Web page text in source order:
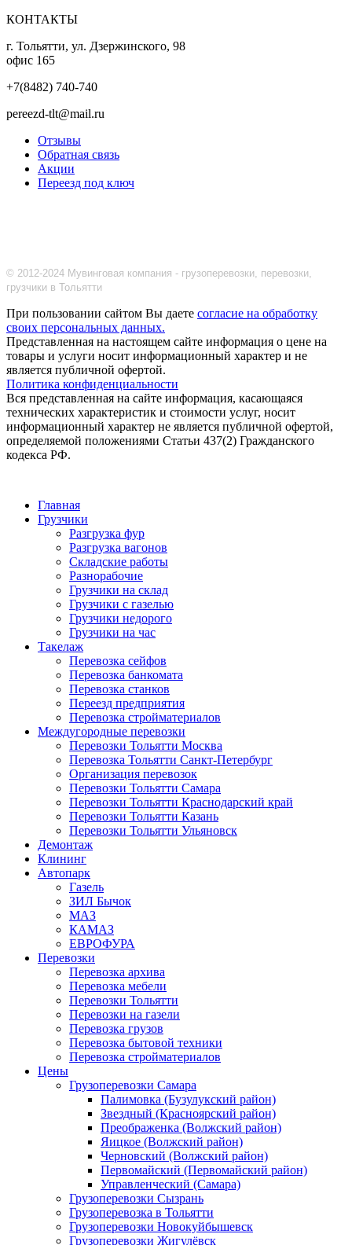
КОНТАКТЫ
г. Тольятти, ул. Дзержинского, 98
офис 165
+7(8482) 740-740
pereezd-tlt@mail.ru
Отзывы
Обратная связь
Акции
Переезд под ключ
© 2012-2024 Мувинговая компания - грузоперевозки, перевозки,
грузчики в Тольятти
При пользовании сайтом Вы даете согласие на обработку
своих персональных данных.
Представленная на настоящем сайте информация о цене на
товары и услуги носит информационный характер и не
является публичной офертой.
Политика конфиденциальности
Вся представленная на сайте информация, касающаяся
технических характеристик и стоимости услуг, носит
информационный характер не является публичной офертой,
определяемой положениями Статьи 437(2) Гражданского
кодекса РФ.
Главная
Грузчики
Разгрузка фур
Разгрузка вагонов
Складские работы
Разнорабочие
Грузчики на склад
Грузчики с газелью
Грузчики недорого
Грузчики на час
Такелаж
Перевозка сейфов
Перевозка банкомата
Перевозка станков
Переезд предприятия
Перевозка стройматериалов
Междугородные перевозки
Перевозки Тольятти Москва
Перевозка Тольятти Санкт-Петербург
Организация перевозок
Перевозки Тольятти Самара
Перевозки Тольятти Краснодарский край
Перевозки Тольятти Казань
Перевозки Тольятти Ульяновск
Демонтаж
Клининг
Автопарк
Газель
ЗИЛ Бычок
МАЗ
КАМАЗ
ЕВРОФУРА
Перевозки
Перевозка архива
Перевозка мебели
Перевозки Тольятти
Перевозки на газели
Перевозка грузов
Перевозка бытовой техники
Перевозка стройматериалов
Цены
Грузоперевозки Самара
Палимовка (Бузулукский район)
Звездный (Красноярский район)
Преображенка (Волжский район)
Яицкое (Волжский район)
Черновский (Волжский район)
Первомайский (Первомайский район)
Управленческий (Самара)
Грузоперевозки Сызрань
Грузоперевозка в Тольятти
Грузоперевозки Новокуйбышевск
Грузоперевозки Жигулёвск